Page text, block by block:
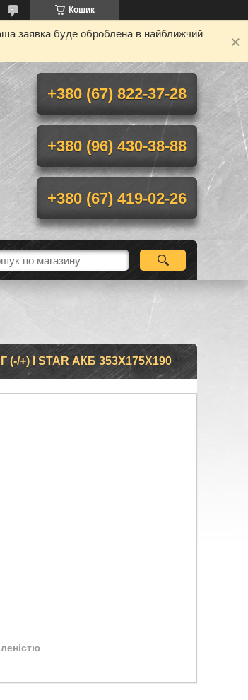
Кошик
заявка буде оброблена в найближчий
+380 (67) 822-37-28
+380 (96) 430-38-88
+380 (67) 419-02-26
+) I STAR АКБ 353X175X190